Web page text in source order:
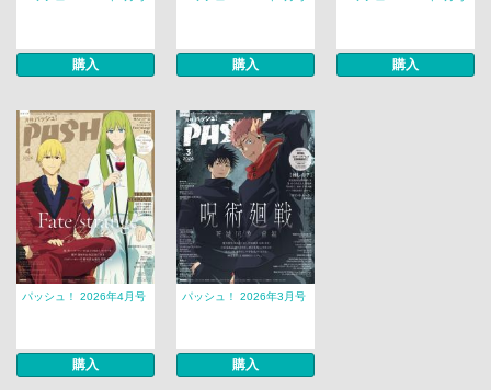
購入 購入 購入
パッシュ！ 2026年4月号
購入
パッシュ！ 2026年3月号
購入